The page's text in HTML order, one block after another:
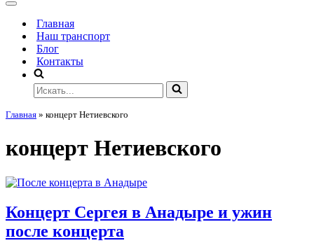
Главная
Наш транспорт
Блог
Контакты
Главная » концерт Нетиевского
концерт Нетиевского
Концерт Сергея в Анадыре и ужин
после концерта